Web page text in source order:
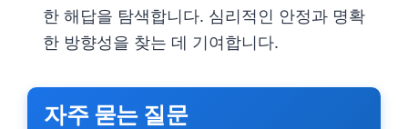
한 해답을 탐색합니다. 심리적인 안정과 명확
한 방향성을 찾는 데 기여합니다.
자주 묻는 질문